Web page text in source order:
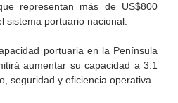
representan más de US$800
sistema portuario nacional.
portuaria en la Península
aumentar su capacidad a 3.1
seguridad y eficiencia operativa.